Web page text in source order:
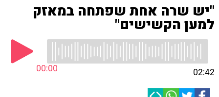
"יש שרה אחת שפתחה במאזק
למען הקשישים"
00:00 02:42